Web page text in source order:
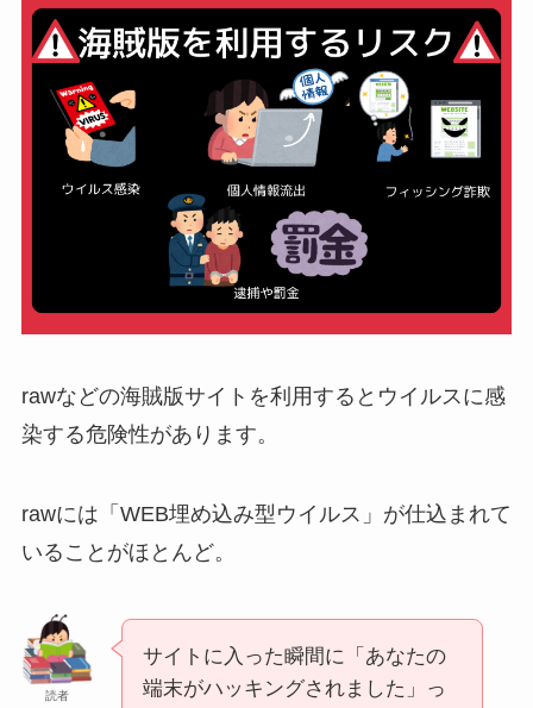
rawなどの海賊版サイトを利用するとウイルスに感
染する危険性があります。
rawには「WEB埋め込み型ウイルス」が仕込まれて
いることがほとんど。
読者
サイトに入った瞬間に「あなたの
端末がハッキングされました」っ